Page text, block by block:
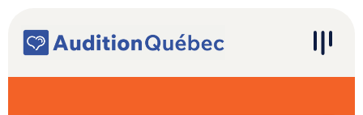
Navigation principale